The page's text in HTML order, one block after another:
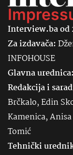
Interview.ba od
Za izdavača:
INFOHOUSE
Glavna urednica:
Redakcija i
Brčkalo, Edin
Kamenica,
Tomić
Tehnički